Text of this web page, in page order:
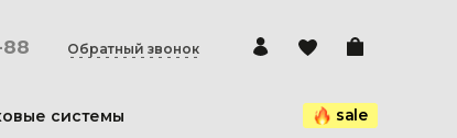
Обратный звонок
системы sale